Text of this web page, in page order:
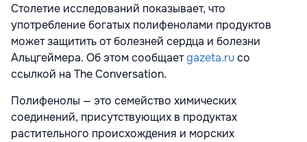
Столетие исследований показывает, что
употребление богатых полифенолами продуктов
может защитить от болезней сердца и болезни
Альцгеймера. Об этом сообщаетgazeta.ruсо
ссылкой на The Conversation.
Полифенолы — это семейство химических
соединений, присутствующих в продуктах
растительного происхождения и морских